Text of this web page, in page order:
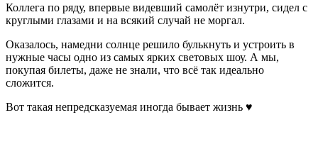
Коллега по ряду, впервые видевший самолёт изнутри, сидел с
круглыми глазами и на всякий случай не моргал.
Оказалось, намедни солнце решило булькнуть и устроить в
нужные часы одно из самых ярких световых шоу. А мы,
покупая билеты, даже не знали, что всё так идеально
сложится.
Вот такая непредсказуемая иногда бывает жизнь ♥